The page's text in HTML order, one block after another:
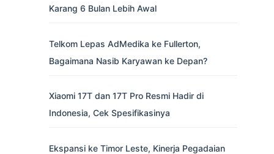
Karang 6 Bulan Lebih Awal
Telkom Lepas AdMedika ke Fullerton,
Bagaimana Nasib Karyawan ke Depan?
Xiaomi 17T dan 17T Pro Resmi Hadir di
Indonesia, Cek Spesifikasinya
Ekspansi ke Timor Leste, Kinerja Pegadaian